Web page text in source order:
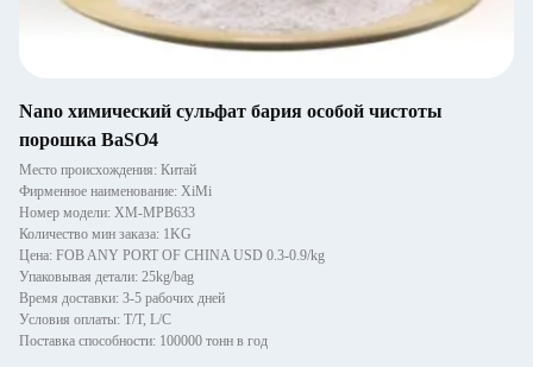
Nano химический сульфат бария особой чистоты
порошка BaSO4
Место происхождения: Китай
Фирменное наименование: XiMi
Номер модели: XM-MPB633
Количество мин заказа: 1KG
Цена: FOB ANY PORT OF CHINA USD 0.3-0.9/kg
Упаковывая детали: 25kg/bag
Время доставки: 3-5 рабочих дней
Условия оплаты: T/T, L/C
Поставка способности: 100000 тонн в год